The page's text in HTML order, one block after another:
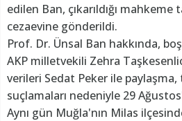
edilen Ban, çıkarıldığı
cezaevine gönderildi.
Prof. Dr. Ünsal Ban hakkında,
AKP milletvekili Zehra
verileri Sedat Peker ile
suçlamaları nedeniyle 29
Aynı gün Muğla'nın Milas